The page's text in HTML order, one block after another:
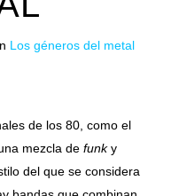
Los géneros del metal
de los 80, como el
mezcla de funky
del que se considera